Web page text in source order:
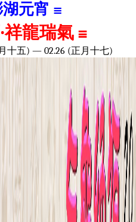
元宵 ≡
祥龍瑞氣 ≡
十五) — 02.26 (正月十七)